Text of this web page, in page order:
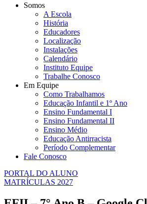
Somos
A Escola
História
Educadores
Localização
Instalações
Calendário
Instituto Equipe
Trabalhe Conosco
Em Equipe
Como Trabalhamos
Educação Infantil e 1º Ano
Ensino Fundamental I
Ensino Fundamental II
Ensino Médio
Educação Antirracista
Período Complementar
Fale Conosco
PORTAL DO ALUNO
MATRÍCULAS 2027